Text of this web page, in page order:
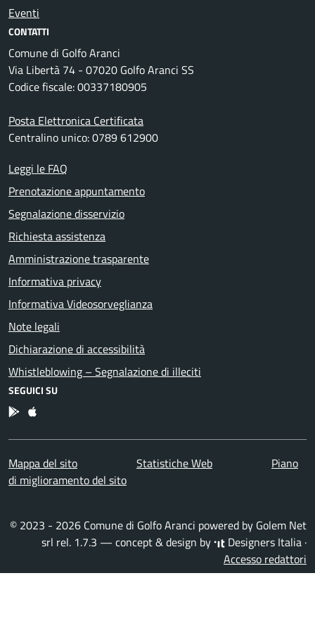
Eventi
CONTATTI
Comune di Golfo Aranci
Via Libertà 74 - 07020 Golfo Aranci SS
Codice fiscale: 00337180905
Posta Elettronica Certificata
Centralino unico: 0789 612900
Leggi le FAQ
Prenotazione appuntamento
Segnalazione disservizio
Richiesta assistenza
Amministrazione trasparente
Informativa privacy
Informativa Videosorveglianza
Note legali
Dichiarazione di accessibilità
Whistleblowing – Segnalazione di illeciti
SEGUICI SU
App Android
App IOS
Mappa del sito Statistiche Web
Piano
di miglioramento del sito
© 2023 - 2026 Comune di Golfo Aranci powered by Golem Net
srl rel. 1.7.3 — concept & design by Designers Italia ·
Accesso redattori